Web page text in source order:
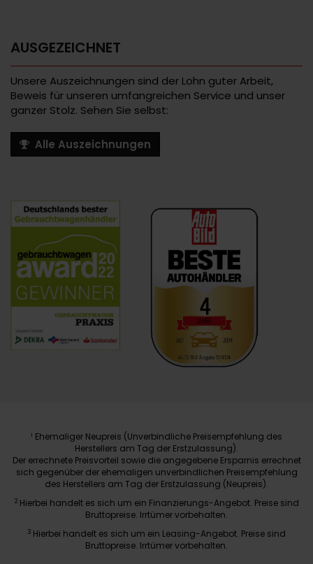
AUSGEZEICHNET
Unsere Auszeichnungen sind der Lohn guter Arbeit,
Beweis für unseren umfangreichen Service und unser
ganzer Stolz. Sehen Sie selbst:
Alle Auszeichnungen
1 Ehemaliger Neupreis (Unverbindliche Preisempfehlung des
Herstellers am Tag der Erstzulassung).
Der errechnete Preisvorteil sowie die angegebene Ersparnis errechnet
sich gegenüber der ehemaligen unverbindlichen Preisempfehlung
des Herstellers am Tag der Erstzulassung (Neupreis).
2 Hierbei handelt es sich um ein Finanzierungs-Angebot. Preise sind
Bruttopreise. Irrtümer vorbehalten.
3 Hierbei handelt es sich um ein Leasing-Angebot. Preise sind
Bruttopreise. Irrtümer vorbehalten.